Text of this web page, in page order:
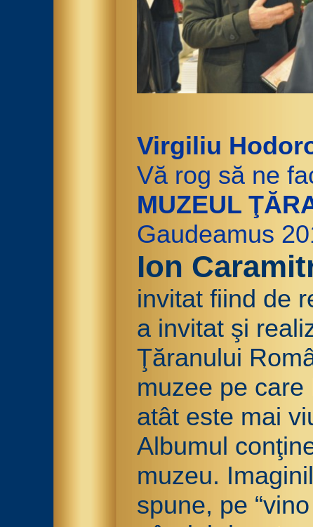
Virgiliu
Vă rog să ne
MUZEUL
Gaudeamus
Ion
invitat fiind de
a invitat şi
Ţăranului
muzee pe
atât este mai
Albumul
muzeu.
spune, pe